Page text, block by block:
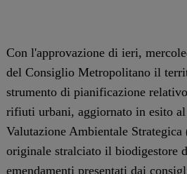
Con l'approvazione di ieri,
del Consiglio Metropolitano il
strumento di pianificazione
rifiuti urbani, aggiornato in esito
Valutazione Ambientale
originale stralciato il biodigestore
emendamenti presentati dai